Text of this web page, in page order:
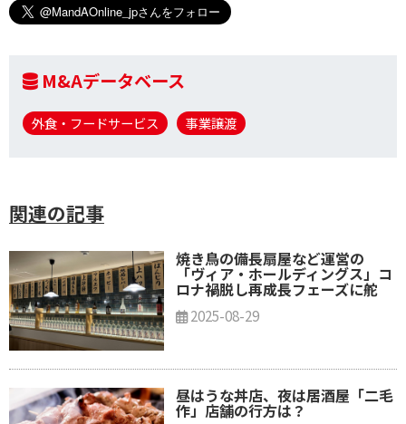
M&Aデータベース
外食・フードサービス 事業譲渡
関連の記事
焼き鳥の備長扇屋など運営の
「ヴィア・ホールディングス」コ
ロナ禍脱し再成長フェーズに舵
2025-08-29
昼はうな丼店、夜は居酒屋「二毛
作」店舗の行方は？